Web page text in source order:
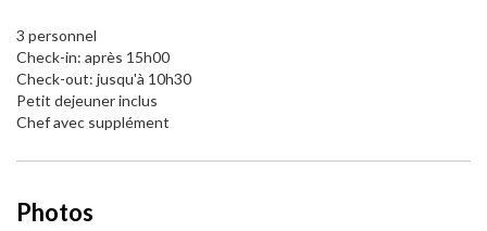
3 personnel
Check-in: après 15h00
Check-out: jusqu'à 10h30
Petit dejeuner inclus
Chef avec supplément
Photos